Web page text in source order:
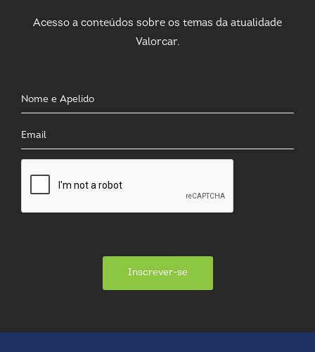
Acesso a conteúdos sobre os temas da atualidade
Valorcar.
Inscrever-se